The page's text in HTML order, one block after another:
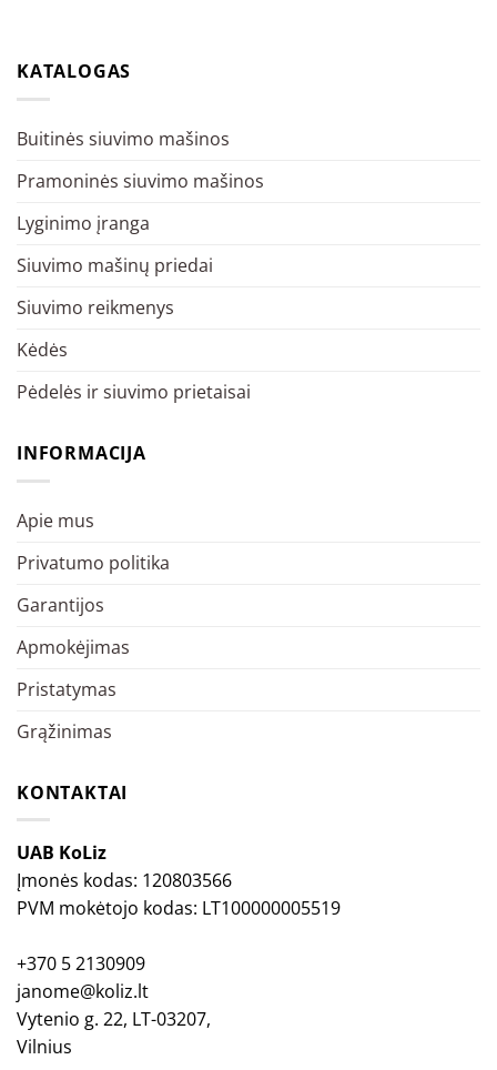
KATALOGAS
Buitinės siuvimo mašinos
Pramoninės siuvimo mašinos
Lyginimo įranga
Siuvimo mašinų priedai
Siuvimo reikmenys
Kėdės
Pėdelės ir siuvimo prietaisai
INFORMACIJA
Apie mus
Privatumo politika
Garantijos
Apmokėjimas
Pristatymas
Grąžinimas
KONTAKTAI
UAB KoLiz
Įmonės kodas: 120803566
PVM mokėtojo kodas: LT100000005519
+370 5 2130909
janome@koliz.lt
Vytenio g. 22, LT-03207,
Vilnius